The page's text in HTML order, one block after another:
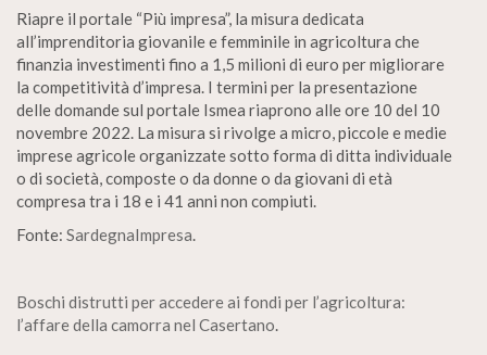
Riapre il portale “Più impresa”, la misura dedicata
all’imprenditoria giovanile e femminile in agricoltura che
finanzia investimenti fino a 1,5 milioni di euro per migliorare
la competitività d’impresa. I termini per la presentazione
delle domande sul portale Ismea riaprono alle ore 10 del 10
novembre 2022. La misura si rivolge a micro, piccole e medie
imprese agricole organizzate sotto forma di ditta individuale
o di società, composte o da donne o da giovani di età
compresa tra i 18 e i 41 anni non compiuti.
Fonte: SardegnaImpresa.
Boschi distrutti per accedere ai fondi per l’agricoltura:
l’affare della camorra nel Casertano.